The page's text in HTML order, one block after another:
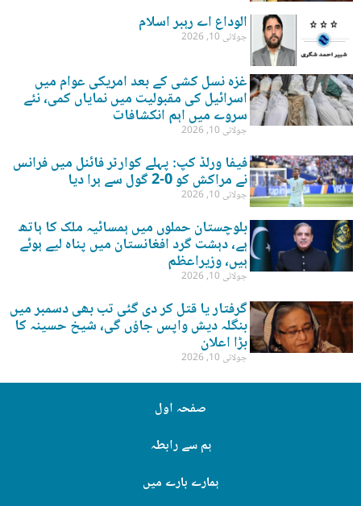
الوداع اے رہبر اسلام
جولائی 10, 2026
غزہ نسل کشی کے بعد امریکی عوام میں
اسرائیل کی مقبولیت میں نمایاں کمی، نئے
سروے میں اہم انکشافات
جولائی 10, 2026
فیفا ورلڈ کپ: پہلے کوارٹر فائنل میں فرانس
نے مراکش کو 0-2 گول سے ہرا دیا
جولائی 10, 2026
بلوچستان حملوں میں ہمسائیہ ملک کا ہاتھ
ہے، دہشت گرد افغانستان میں پناہ لیے ہوئے
ہیں، وزیراعظم
جولائی 10, 2026
گرفتار یا قتل کر دی گئی تب بھی دسمبر میں
بنگلہ دیش واپس جاؤں گی، شیخ حسینہ کا
بڑا اعلان
جولائی 10, 2026
صفحہ اول
ہم سے رابطہ
ہمارے بارے میں